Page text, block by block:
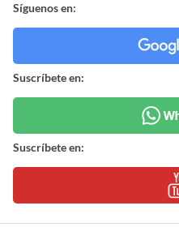
Síguenos en:
Suscríbete en:
Suscríbete en: